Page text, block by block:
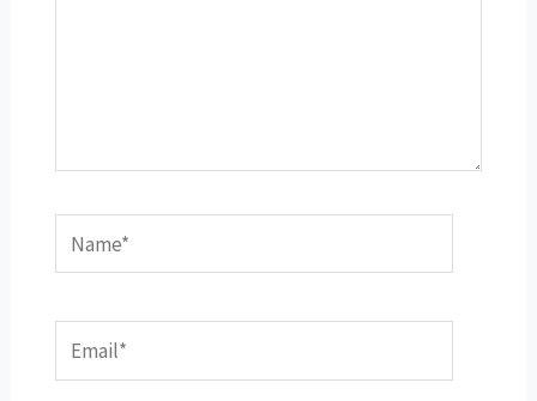
Name*
Email*